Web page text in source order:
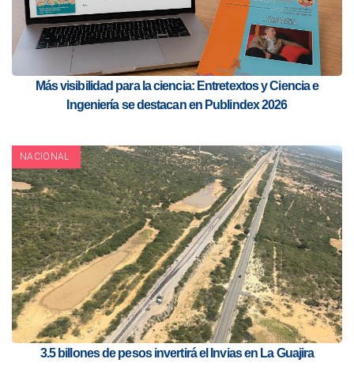
Más visibilidad para la ciencia: Entretextos y Ciencia e
Ingeniería se destacan en Publindex 2026
NACIONAL
3.5 billones de pesos invertirá el Invias en La Guajira